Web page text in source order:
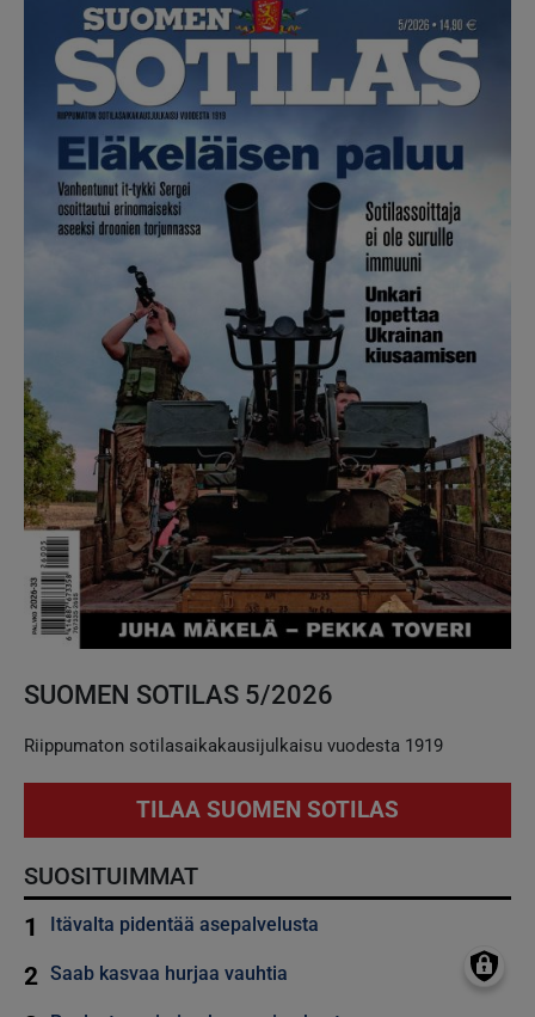
SUOMEN SOTILAS 5/2026
Riippumaton sotilasaikakausijulkaisu vuodesta 1919
TILAA SUOMEN SOTILAS
SUOSITUIMMAT
1 Itävalta pidentää asepalvelusta
2 Saab kasvaa hurjaa vauhtia